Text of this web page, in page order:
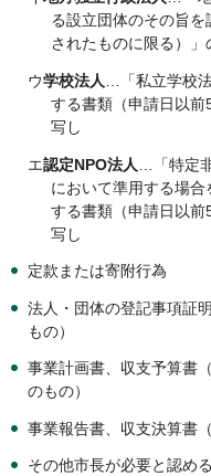
る設立団体のその旨
されたものに限る）」
ウ学校法人
…「私立学校
する書類（申請日以
写し
エ認定NPO法人
…「特定
において準用する場
する書類（申請日以
写し
定款または寄附行為
法人・団体の登記事項証
もの）
事業計画書、収支予算書
のもの）
事業報告書、収支決算書
その他市長が必要と認め